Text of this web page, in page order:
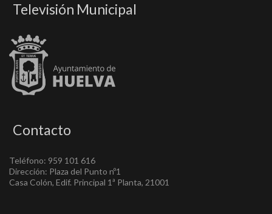
Televisión Municipal
Contacto
Teléfono: 959 101 616
Dirección: Plaza del Punto nº1
Casa Colón, Edif. Principal 1ª Planta, 21001